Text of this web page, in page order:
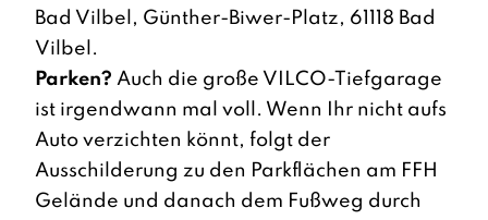
Bad Vilbel, Günther-Biwer-Platz, 61118 Bad
Vilbel.
Parken? Auch die große VILCO-Tiefgarage
ist irgendwann mal voll. Wenn Ihr nicht aufs
Auto verzichten könnt, folgt der
Ausschilderung zu den Parkflächen am FFH
Gelände und danach dem Fußweg durch